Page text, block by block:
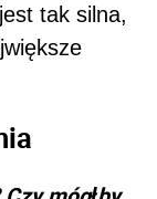
tak silna,